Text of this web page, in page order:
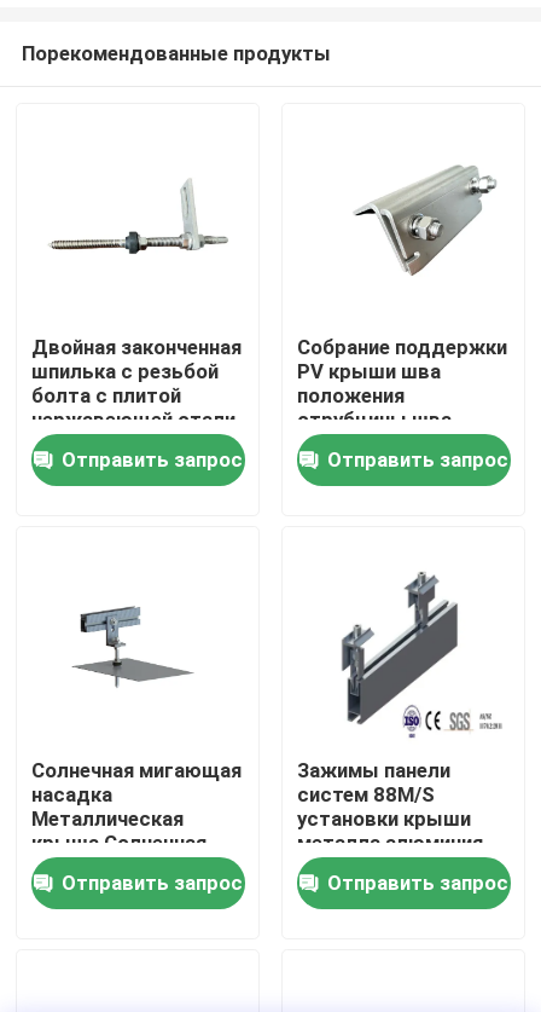
Продукты
Видео
О нас
Путешествие фабрики
Проверка качества
Свяжитесь мы
Порекомендованные продукты
Двойная законченная
шпилька с резьбой
болта с плитой
нержавеющей стали
для крыши металла
с деревянным purlin
Отправить запрос
Собрание поддержки
PV крыши шва
положения
струбцины шва
крыши A2
фотовольтайческое
солнечное
Отправить запрос
Солнечная мигающая
насадка
Металлическая
крыша Солнечная
фотогальваническая
жестяная крыша
Отправить запрос
Зажимы панели
систем 88M/S
установки крыши
металла алюминия
олова солнечные
Отправить запрос